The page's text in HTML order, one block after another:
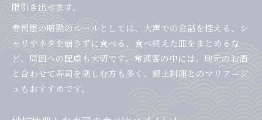
限引き出せます。
寿司屋の暗黙のルールとしては、大声での会話を控える、シ
ャリやネタを崩さずに食べる、食べ終えた皿をまとめるな
ど、周囲への配慮も大切です。常連客の中には、地元のお酒
と合わせて寿司を楽しむ方も多く、郷土料理とのマリアージ
ュもおすすめです。